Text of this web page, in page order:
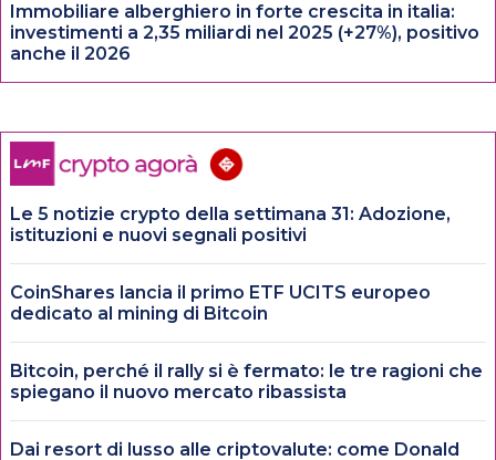
Immobiliare alberghiero in forte crescita in italia:
investimenti a 2,35 miliardi nel 2025 (+27%), positivo
anche il 2026
Le 5 notizie crypto della settimana 31: Adozione,
istituzioni e nuovi segnali positivi
CoinShares lancia il primo ETF UCITS europeo
dedicato al mining di Bitcoin
Bitcoin, perché il rally si è fermato: le tre ragioni che
spiegano il nuovo mercato ribassista
Dai resort di lusso alle criptovalute: come Donald